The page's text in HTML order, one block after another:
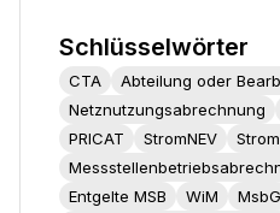
Schlüsselwörter
CTA Abteilung oder
Netznutzungsabrechnung
PRICAT
StromNEV
Entgelte MSB
WiM
MsbG